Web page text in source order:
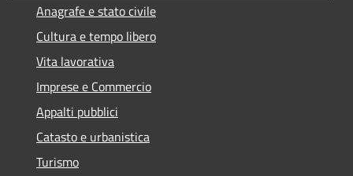
Anagrafe e stato civile
Cultura e tempo libero
Vita lavorativa
Imprese e Commercio
Appalti pubblici
Catasto e urbanistica
Turismo